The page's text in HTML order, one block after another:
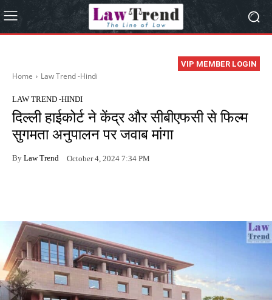
VIP MEMBER LOGIN
Home Law Trend -Hindi
LAW TREND -HINDI
दिल्ली हाईकोर्ट ने केंद्र और सीबीएफसी से फिल्म
सुगमता अनुपालन पर जवाब मांगा
By Law Trend October 4, 2024 7:34 PM